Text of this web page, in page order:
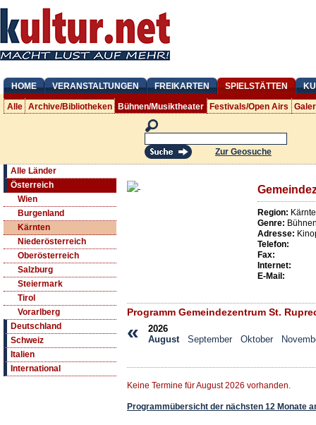
HOME VERANSTALTUNGEN FREIKARTEN SPIELSTÄTTEN
Alle Archive/Bibliotheken Bühnen/Musiktheater Festivals/Open Airs
Zur Geosuche
Alle Länder
Österreich
Wien
Burgenland
Kärnten
Niederösterreich
Oberösterreich
Salzburg
Steiermark
Tirol
Vorarlberg
Deutschland
Schweiz
Italien
International
Region:
Genre:
Adresse:
Telefon:
Fax:
Internet:
E-Mail:
Programm Gemeindezentrum St.
«
2026
August
September Oktober
Keine Termine für August 2026 vorhanden.
Programmübersicht der nächsten 12 Monate